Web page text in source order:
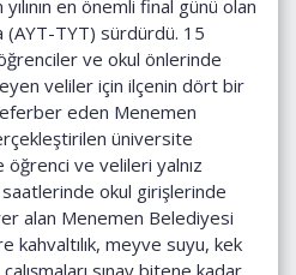
en önemli final günü olan
(AYT-TYT) sürdürdü. 15
ve okul önlerinde
veliler için ilçenin dört bir
eden Menemen
üniversite
öğrenci ve velileri yalnız
saatlerinde okul girişlerinde
alan Menemen Belediyesi
kahvaltılık, meyve suyu, kek
sınav bitene kadar